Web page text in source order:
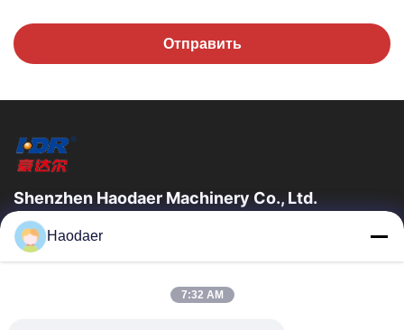
Отправить
Shenzhen Haodaer Machinery Co., Ltd.
Shenzhen haodaer Machinery Co., Ltd. была основана в 2006
году, является национальным высокотехнологичным
Haodaer
7:32 AM